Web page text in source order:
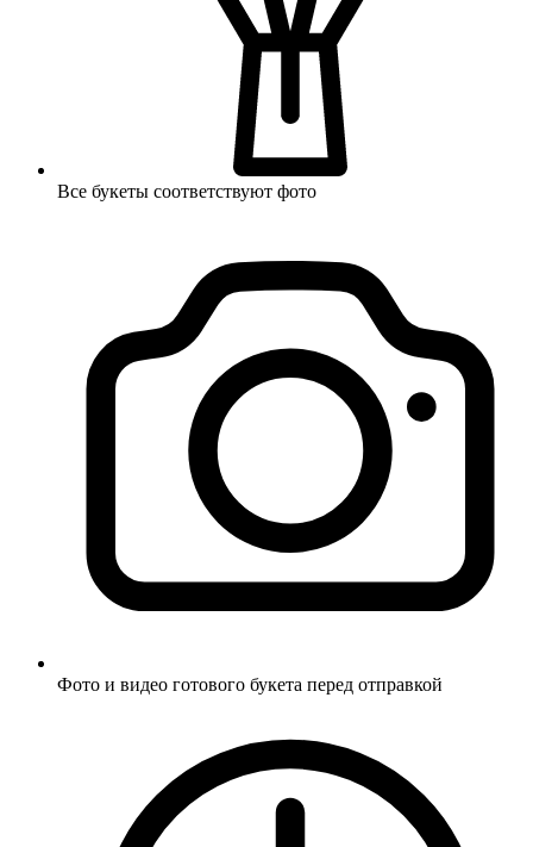
Все букеты соответствуют фото
Фото и видео готового букета перед отправкой